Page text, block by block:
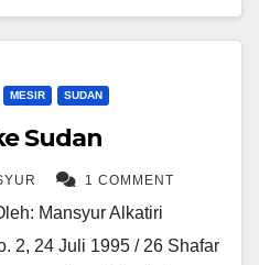
MESIR SUDAN
Sudan
1 COMMENT
Mansyur Alkatiri
2, 24 Juli 1995 / 26 Shafar